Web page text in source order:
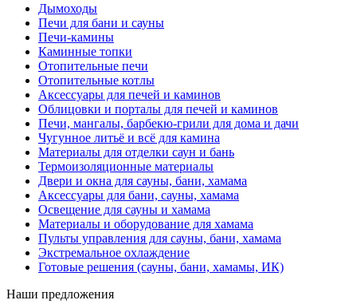
Дымоходы
Печи для бани и сауны
Печи-камины
Каминные топки
Отопительные печи
Отопительные котлы
Аксессуары для печей и каминов
Облицовки и порталы для печей и каминов
Печи, мангалы, барбекю-грили для дома и дачи
Чугунное литьё и всё для камина
Материалы для отделки саун и бань
Термоизоляционные материалы
Двери и окна для сауны, бани, хамама
Аксессуары для бани, сауны, хамама
Освещение для сауны и хамама
Материалы и оборудование для хамама
Пульты управления для сауны, бани, хамама
Экстремальное охлаждение
Готовые решения (сауны, бани, хамамы, ИК)
Наши предложения